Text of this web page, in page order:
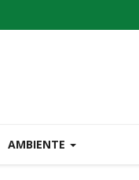
AMBIENTE